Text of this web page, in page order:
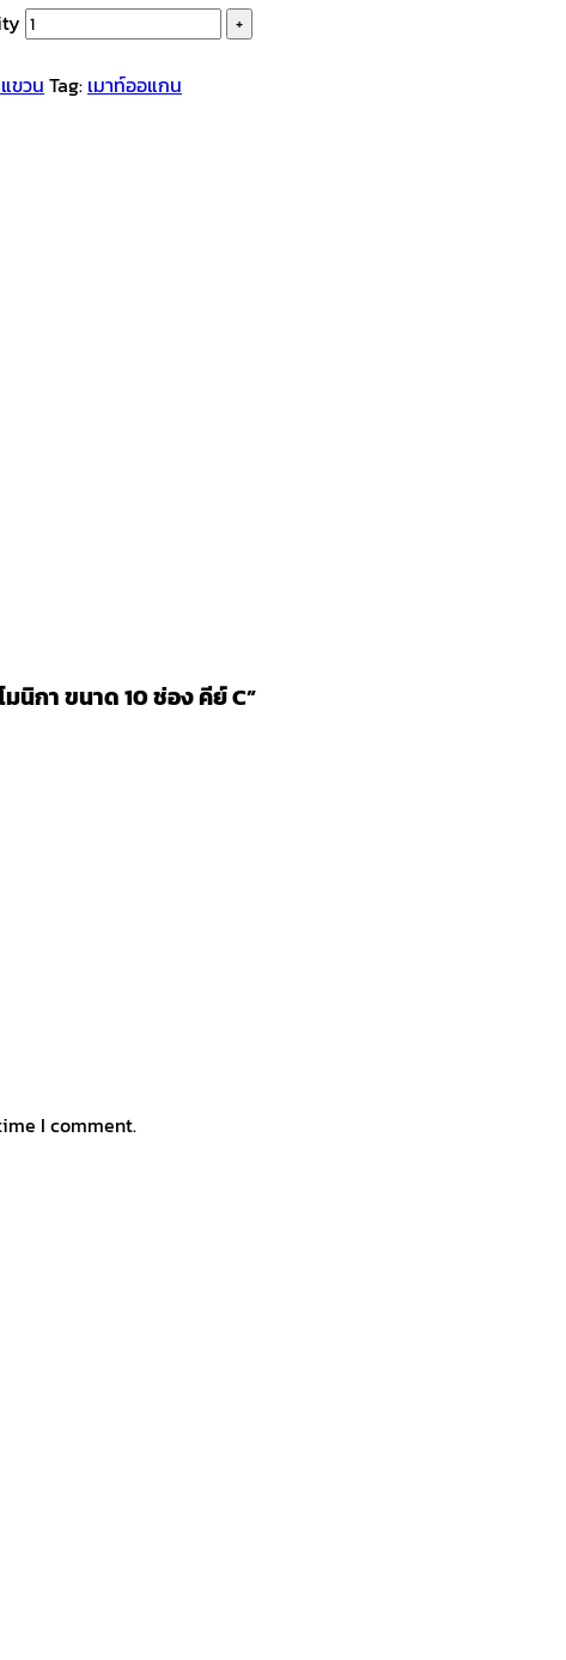
ขวน Tag: เมาท์ออแกน
นิกา ขนาด 10 ช่อง คีย์ C”
I comment.